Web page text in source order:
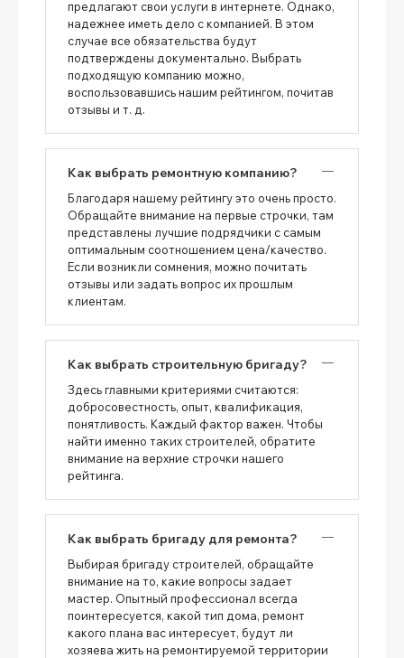
предлагают свои услуги в интернете. Однако,
надежнее иметь дело с компанией. В этом
случае все обязательства будут
подтверждены документально. Выбрать
подходящую компанию можно,
воспользовавшись нашим рейтингом, почитав
отзывы и т. д.
Как выбрать ремонтную компанию?
Благодаря нашему рейтингу это очень просто.
Обращайте внимание на первые строчки, там
представлены лучшие подрядчики с самым
оптимальным соотношением цена/качество.
Если возникли сомнения, можно почитать
отзывы или задать вопрос их прошлым
клиентам.
Как выбрать строительную бригаду?
Здесь главными критериями считаются:
добросовестность, опыт, квалификация,
понятливость. Каждый фактор важен. Чтобы
найти именно таких строителей, обратите
внимание на верхние строчки нашего
рейтинга.
Как выбрать бригаду для ремонта?
Выбирая бригаду строителей, обращайте
внимание на то, какие вопросы задает
мастер. Опытный профессионал всегда
поинтересуется, какой тип дома, ремонт
какого плана вас интересует, будут ли
хозяева жить на ремонтируемой территории